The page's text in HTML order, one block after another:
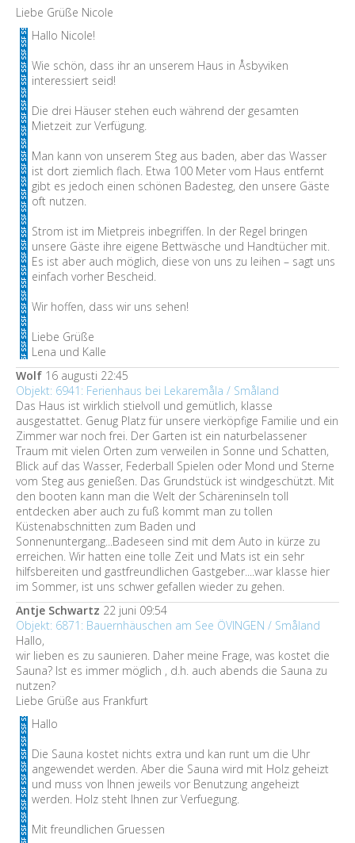
Liebe Grüße Nicole
Hallo Nicole!
Wie schön, dass ihr an unserem Haus in Åsbyviken
interessiert seid!
Die drei Häuser stehen euch während der gesamten
Mietzeit zur Verfügung.
Man kann von unserem Steg aus baden, aber das Wasser
ist dort ziemlich flach. Etwa 100 Meter vom Haus entfernt
gibt es jedoch einen schönen Badesteg, den unsere Gäste
oft nutzen.
Strom ist im Mietpreis inbegriffen. In der Regel bringen
unsere Gäste ihre eigene Bettwäsche und Handtücher mit.
Es ist aber auch möglich, diese von uns zu leihen – sagt uns
einfach vorher Bescheid.
Wir hoffen, dass wir uns sehen!
Liebe Grüße
Lena und Kalle
Wolf 16 augusti 22:45
Objekt: 6941: Ferienhaus bei Lekaremåla / Småland
Das Haus ist wirklich stielvoll und gemütlich, klasse
ausgestattet. Genug Platz für unsere vierköpfige Familie und ein
Zimmer war noch frei. Der Garten ist ein naturbelassener
Traum mit vielen Orten zum verweilen in Sonne und Schatten,
Blick auf das Wasser, Federball Spielen oder Mond und Sterne
vom Steg aus genießen. Das Grundstück ist windgeschützt. Mit
den booten kann man die Welt der Schäreninseln toll
entdecken aber auch zu fuß kommt man zu tollen
Küstenabschnitten zum Baden und
Sonnenuntergang...Badeseen sind mit dem Auto in kürze zu
erreichen. Wir hatten eine tolle Zeit und Mats ist ein sehr
hilfsbereiten und gastfreundlichen Gastgeber....war klasse hier
im Sommer, ist uns schwer gefallen wieder zu gehen.
Antje Schwartz 22 juni 09:54
Objekt: 6871: Bauernhäuschen am See ÖVINGEN / Småland
Hallo,
wir lieben es zu saunieren. Daher meine Frage, was kostet die
Sauna? Ist es immer möglich , d.h. auch abends die Sauna zu
nutzen?
Liebe Grüße aus Frankfurt
Hallo
Die Sauna kostet nichts extra und kan runt um die Uhr
angewendet werden. Aber die Sauna wird mit Holz geheizt
und muss von Ihnen jeweils vor Benutzung angeheizt
werden. Holz steht Ihnen zur Verfuegung.
Mit freundlichen Gruessen